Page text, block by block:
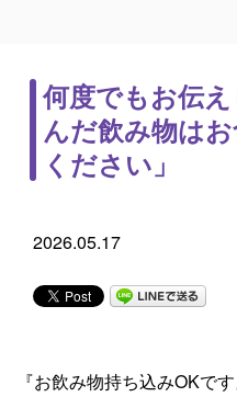
何度でもお伝
んだ飲み物は
ください」
2026.05.17
『お飲み物持ち込みOKです